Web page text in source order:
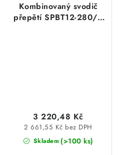
Kombinovaný svodič
přepětí SPBT12-280/4
Skladem (>100 ks)
2 661,55 Kč bez DPH
3 220,48 Kč